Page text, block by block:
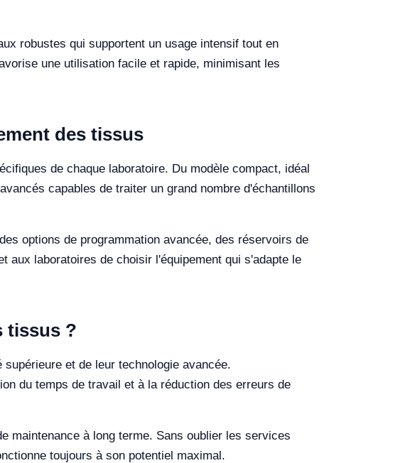
robustes qui supportent un usage intensif tout en
une utilisation facile et rapide, minimisant les
des tissus
de chaque laboratoire. Du modèle compact, idéal
capables de traiter un grand nombre d'échantillons
options de programmation avancée, des réservoirs de
aux laboratoires de choisir l'équipement qui s'adapte le
tissus ?
et de leur technologie avancée.
du temps de travail et à la réduction des erreurs de
maintenance à long terme. Sans oublier les services
toujours à son potentiel maximal.